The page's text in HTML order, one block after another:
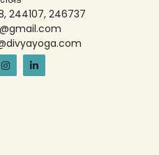
244107, 246737